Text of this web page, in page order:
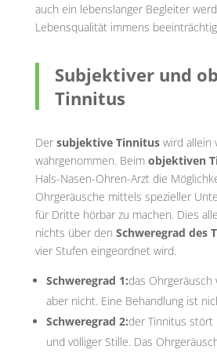
auch ein lebenslanger Begleiter
Lebensqualität immens
Subjektiver und
Tinnitus
Der subjektive Tinnituswird allein
wahrgenommen. Beim objektiven
Hals-Nasen-Ohren-Arzt die
Ohrgeräusche mittels spezieller
für Dritte hörbar zu machen. Dies
nichts über den Schweregrad des
vier Stufen eingeordnet wird.
Schweregrad 1:das
aber nicht. Eine Behandlung ist
Schweregrad 2:der Tinnitus stört
und völliger Stille. Das